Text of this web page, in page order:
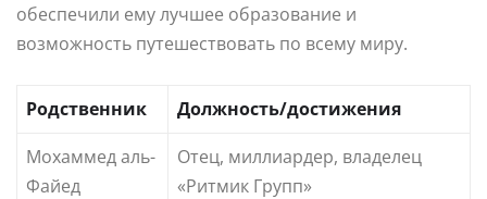
обеспечили ему лучшее образование и
возможность путешествовать по всему миру.
Родственник
Должность/достижения
Мохаммед аль-
Файед
Отец, миллиардер, владелец
«Ритмик Групп»